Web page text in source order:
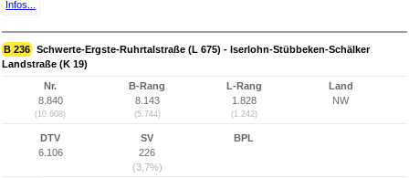
Infos...
B 236 Schwerte-Ergste-Ruhrtalstraße (L 675) - Iserlohn-Stübbeken-Schälker
Landstraße (K 19)
Nr.
8.840
(10.608)
B-Rang
8.143
(5.744)
L-Rang
1.828
(1.242)
Land
NW
DTV
6.106
SV
226
(3,7%)
BPL